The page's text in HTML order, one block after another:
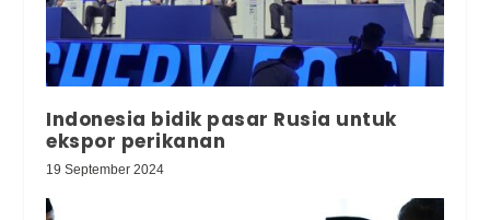
Indonesia bidik pasar Rusia untuk
ekspor perikanan
19 September 2024